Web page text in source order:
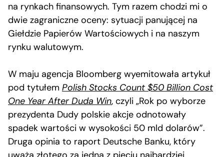
na rynkach finansowych. Tym razem chodzi mi o
dwie zagraniczne oceny: sytuacji panującej na
Giełdzie Papierów Wartościowych i na naszym
rynku walutowym.
W maju agencja Bloomberg wyemitowała artykuł
pod tytułem Polish Stocks Count $50 Billion Cost
One Year After Duda Win, czyli „Rok po wyborze
prezydenta Dudy polskie akcje odnotowały
spadek wartości w wysokości 50 mld dolarów”.
Druga opinia to raport Deutsche Banku, który